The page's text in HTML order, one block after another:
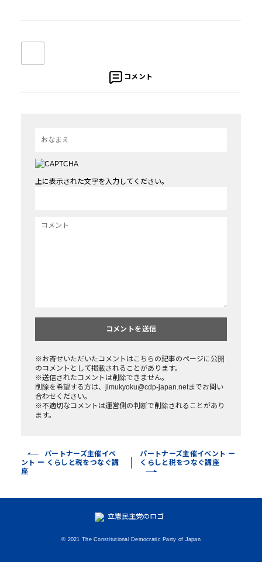
コメント
上に表示された文字を入力してください。
※お寄せいただいたコメントはこちらの記事のページに公開
のコメントとして掲載されることがあります。
※送信されたコメントは削除できません。
削除を希望する方は、jimukyoku@cdp-japan.netまでお問い
合わせください。
※不適切なコメントは運営側の判断で削除されることがあり
ます。
パートナーズ主催イベ
ント ー くらしと税をつなぐ講
座
パートナーズ主催イベント ー
くらしと税をつなぐ講座
© 2021 The Constitutional Democratic Party of Japan